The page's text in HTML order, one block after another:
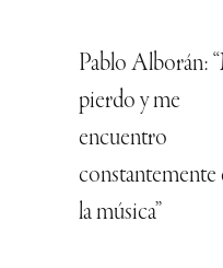
Pablo Alborán:
pierdo y me
encuentro
constantemente
la música”